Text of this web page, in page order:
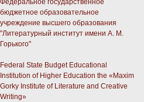
Федеральное государственное
бюджетное образовательное
учреждение высшего образования
"Литературный институт имени А. М.
Горького"
Federal State Budget Educational
Institution of Higher Education the «Maxim
Gorky Institute of Literature and Creative
Writing»